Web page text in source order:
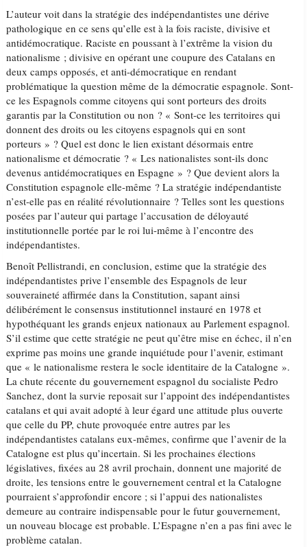
L’auteur voit dans la stratégie des indépendantistes une dérive
pathologique en ce sens qu’elle est à la fois raciste, divisive et
antidémocratique. Raciste en poussant à l’extrême la vision du
nationalisme ; divisive en opérant une coupure des Catalans en
deux camps opposés, et anti-démocratique en rendant
problématique la question même de la démocratie espagnole. Sont-
ce les Espagnols comme citoyens qui sont porteurs des droits
garantis par la Constitution ou non ? « Sont-ce les territoires qui
donnent des droits ou les citoyens espagnols qui en sont
porteurs » ? Quel est donc le lien existant désormais entre
nationalisme et démocratie ? « Les nationalistes sont-ils donc
devenus antidémocratiques en Espagne » ? Que devient alors la
Constitution espagnole elle-même ? La stratégie indépendantiste
n’est-elle pas en réalité révolutionnaire ? Telles sont les questions
posées par l’auteur qui partage l’accusation de déloyauté
institutionnelle portée par le roi lui-même à l’encontre des
indépendantistes.
Benoît Pellistrandi, en conclusion, estime que la stratégie des
indépendantistes prive l’ensemble des Espagnols de leur
souveraineté affirmée dans la Constitution, sapant ainsi
délibérément le consensus institutionnel instauré en 1978 et
hypothéquant les grands enjeux nationaux au Parlement espagnol.
S’il estime que cette stratégie ne peut qu’être mise en échec, il n’en
exprime pas moins une grande inquiétude pour l’avenir, estimant
que « le nationalisme restera le socle identitaire de la Catalogne ».
La chute récente du gouvernement espagnol du socialiste Pedro
Sanchez, dont la survie reposait sur l’appoint des indépendantistes
catalans et qui avait adopté à leur égard une attitude plus ouverte
que celle du PP, chute provoquée entre autres par les
indépendantistes catalans eux-mêmes, confirme que l’avenir de la
Catalogne est plus qu’incertain. Si les prochaines élections
législatives, fixées au 28 avril prochain, donnent une majorité de
droite, les tensions entre le gouvernement central et la Catalogne
pourraient s’approfondir encore ; si l’appui des nationalistes
demeure au contraire indispensable pour le futur gouvernement,
un nouveau blocage est probable. L’Espagne n’en a pas fini avec le
problème catalan.